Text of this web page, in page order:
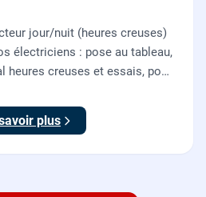
jour/nuit (heures creuses)
électriciens : pose au tableau,
heures creuses et essais, pour
plus